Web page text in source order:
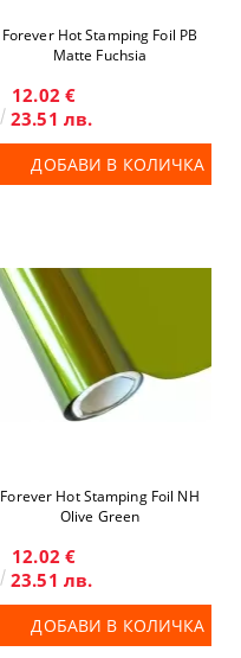
Forever Hot Stamping Foil PB
Matte Fuchsia
12.02 €
23.51 лв.
ДОБАВИ В КОЛИЧКА
Forever Hot Stamping Foil NH
Olive Green
12.02 €
23.51 лв.
ДОБАВИ В КОЛИЧКА